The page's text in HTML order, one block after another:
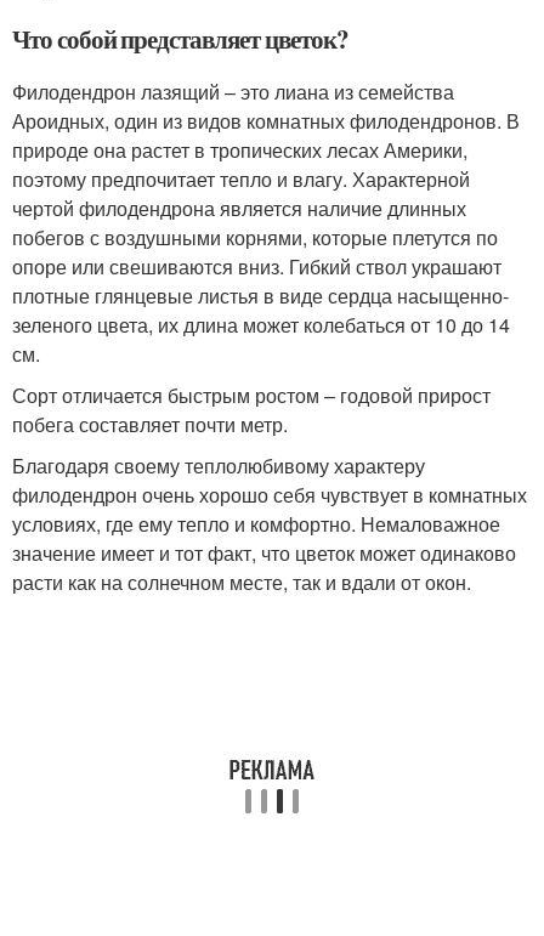
Что собой представляет цветок?
Филодендрон лазящий – это лиана из семейства
Ароидных, один из видов комнатных филодендронов. В
природе она растет в тропических лесах Америки,
поэтому предпочитает тепло и влагу. Характерной
чертой филодендрона является наличие длинных
побегов с воздушными корнями, которые плетутся по
опоре или свешиваются вниз. Гибкий ствол украшают
плотные глянцевые листья в виде сердца насыщенно-
зеленого цвета, их длина может колебаться от 10 до 14
см.
Сорт отличается быстрым ростом – годовой прирост
побега составляет почти метр.
Благодаря своему теплолюбивому характеру
филодендрон очень хорошо себя чувствует в комнатных
условиях, где ему тепло и комфортно. Немаловажное
значение имеет и тот факт, что цветок может одинаково
расти как на солнечном месте, так и вдали от окон.